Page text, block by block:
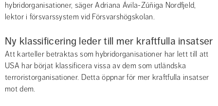
hybridorganisationer, säger Adriana Ávila-Zúñiga Nordfjeld,
lektor i försvarssystem vid Försvarshögskolan.
Ny klassificering leder till mer kraftfulla insatser
Att karteller betraktas som hybridorganisationer har lett till att
USA har börjat klassificera vissa av dem som utländska
terroristorganisationer. Detta öppnar för mer kraftfulla insatser
mot dem.